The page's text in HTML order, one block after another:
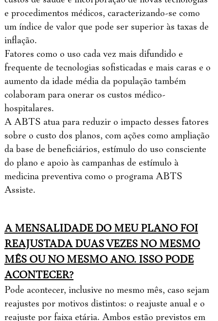
e procedimentos médicos, caracterizando-se como
um índice de valor que pode ser superior às taxas de
inflação.
Fatores como o uso cada vez mais difundido e
frequente de tecnologias sofisticadas e mais caras e o
aumento da idade média da população também
colaboram para onerar os custos médico-
hospitalares.
A ABTS atua para reduzir o impacto desses fatores
sobre o custo dos planos, com ações como ampliação
da base de beneficiários, estímulo do uso consciente
do plano e apoio às campanhas de estímulo à
medicina preventiva como o programa ABTS
Assiste.
A MENSALIDADE DO MEU PLANO FOI
REAJUSTADA DUAS VEZES NO MESMO
MÊS OU NO MESMO ANO. ISSO PODE
ACONTECER?
Pode acontecer, inclusive no mesmo mês, caso sejam
reajustes por motivos distintos: o reajuste anual e o
reajuste por faixa etária. Ambos estão previstos em